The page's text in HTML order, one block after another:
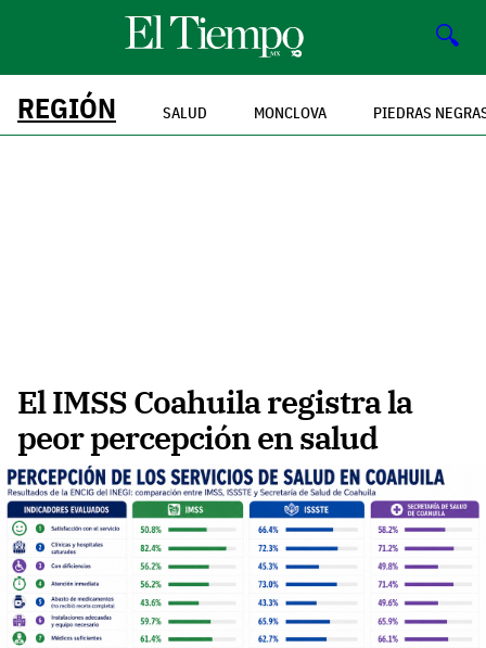
🔍
REGIÓN SALUD MONCLOVA PIEDRAS
El IMSS Coahuila registra la
peor percepción en salud